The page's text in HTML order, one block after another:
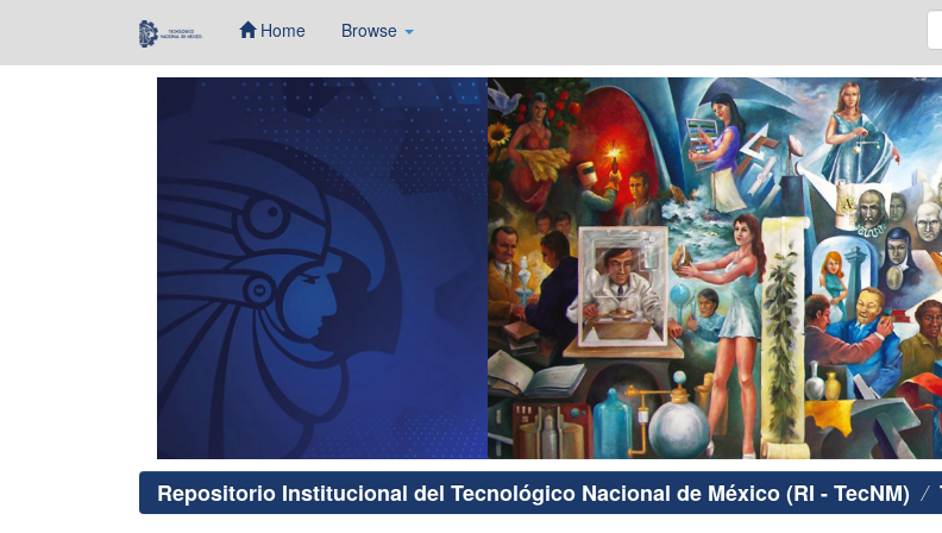
Home Browse
Repositorio Institucional del Tecnológico Nacional de México (RI - TecNM)